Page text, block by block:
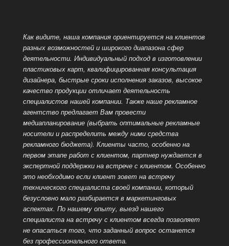
Как видите, наша компания ориентируется на клиентов
разных возможностей и широкого диапазона сфер
деятельности. Индивидуальный подход в изготовлении
пластиковых карт, квалифицированная консультация
дизайнера, быстрые сроки исполнения заказов, высокое
качество продукции отличает деятельность
специалистов нашей компании. Также наше рекламное
агентство предлагает Вам провести
медиапланирование (выбрать оптимальные рекламные
носители и распределить между ними средства
рекламного бюджета). Клиенты часто, особенно на
первом этапе работ с клиентом, партнер нуждается в
экспертной поддержки на встрече с клиентом. Особенно
это необходимо если клиент зовет на встречу
технического специалиста своей компании, который
безусловно мало разбирается в маркетинговых
аспектах. По нашему опыту, выезд нашего
специалиста на встречу с клиентом всегда позволяет
не опасаться того, что заданный вопрос останется
без профессионального ответа.